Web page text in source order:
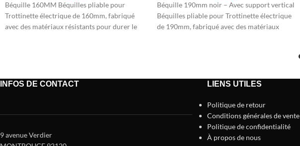
Béquille 160MM Béquilles pliable pour
Trottinette électrique de 160mm, fabriqué
avec des matériaux résistants pour durer le
Béquille 190mm noir – Avec support vertical
Béquilles pliable pour Trottinette électrique
de 190mm, fabriqué avec des matériaux
INFOS DE CONTACT
9 avenue Verdier
LIENS UTILES
Politique de retour
Conditions générales de vente
Politique de confidentialité
À propos de nous